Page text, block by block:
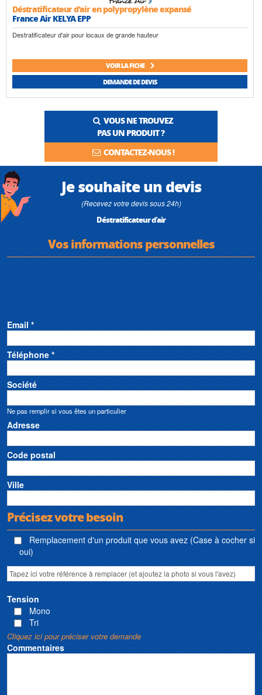
Déstratificateur d'air en polypropylène expansé
France Air KELYA EPP
Destratificateur d'air pour locaux de grande hauteur
VOIR LA FICHE
DEMANDE DE DEVIS
VOUS NE TROUVEZ
PAS UN PRODUIT ?
CONTACTEZ-NOUS !
Je souhaite un devis
(Recevez votre devis sous 24h)
Déstratificateur d'air
Vos informations personnelles
Email *
Téléphone *
Société
Ne pas remplir si vous êtes un particulier
Adresse
Code postal
Ville
Précisez votre besoin
Remplacement d'un produit que vous avez (Case à cocher si
oui)
Tension
Mono
Tri
Cliquez ici pour préciser votre demande
Commentaires